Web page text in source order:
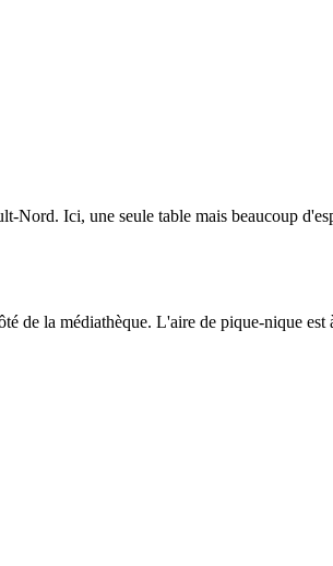
Nord. Ici, une seule table mais beaucoup
de la médiathèque. L'aire de pique-nique